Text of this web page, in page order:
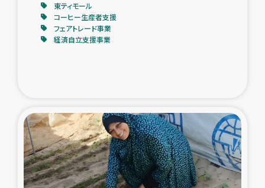
東ティモール
コーヒー生産者支援
フェアトレード事業
経済自立支援事業